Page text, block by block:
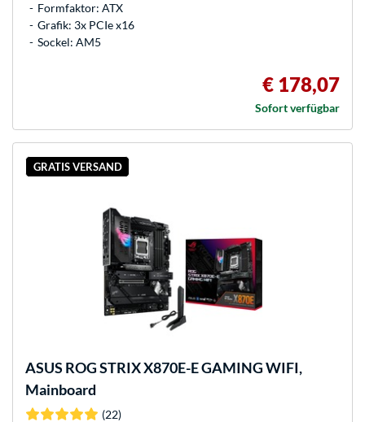
Formfaktor: ATX
Grafik: 3x PCIe x16
Sockel: AM5
€ 178,07
Sofort verfügbar
GRATIS VERSAND
ASUS ROG STRIX X870E-E GAMING WIFI,
Mainboard
(22)